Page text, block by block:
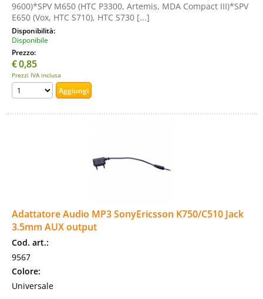
9600)*SPV M650 (HTC P3300, Artemis, MDA Compact III)*SPV
E650 (Vox, HTC S710), HTC S730 [...]
Disponibilità:
Disponibile
Prezzo:
€0,85
Prezzi IVA inclusa
Adattatore Audio MP3 SonyEricsson K750/C510 Jack
3.5mm AUX output
Cod. art.:
9567
Colore:
Universale